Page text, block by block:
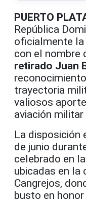
PUERTO
República
oficialmente
con el nombre
retirado Juan
trayectoria
valiosos
aviación militar
La disposición
de junio
celebrado en
ubicadas en la
Cangrejos,
busto en